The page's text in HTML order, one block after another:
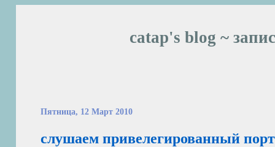
catap's blog ~
Пятница, 12 Март 2010
слушаем привелегированный порт